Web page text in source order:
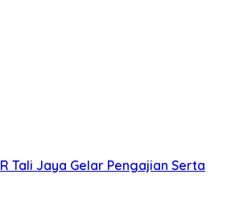
Tali Jaya Gelar Pengajian Serta